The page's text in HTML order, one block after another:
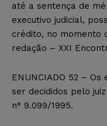
até a sentença de
executivo judicial,
crédito, no momento
redação – XXI
ENUNCIADO 52 –
ser decididos pelo
n° 9.099/1995.